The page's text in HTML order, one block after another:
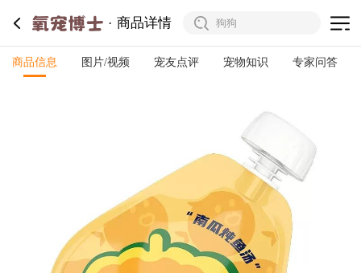
商品详情
商品信息 图片/视频 宠友点评 宠物知识 专家问答